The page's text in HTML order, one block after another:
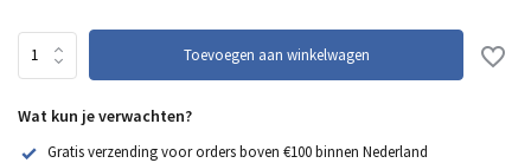
Toevoegen aan winkelwagen
Wat kun je verwachten?
Gratis verzending voor orders boven €100 binnen Nederland